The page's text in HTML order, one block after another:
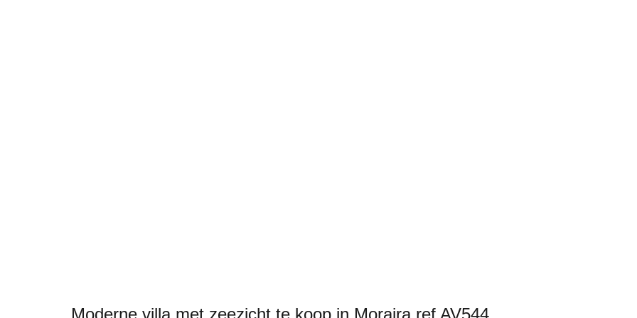
Moderne villa met zeezicht te koop in Moraira ref AV544